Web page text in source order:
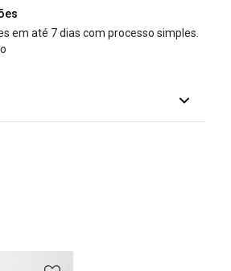
em até 7 dias com processo simples.